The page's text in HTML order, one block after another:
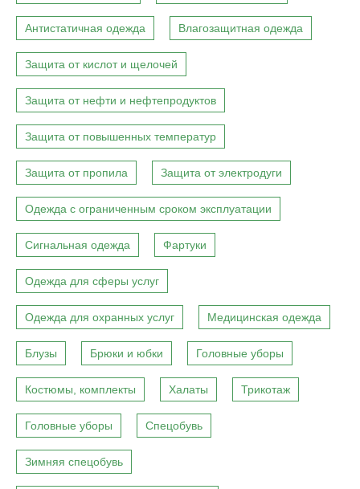
Антистатичная одежда Влагозащитная одежда
Защита от кислот и щелочей
Защита от нефти и нефтепродуктов
Защита от повышенных температур
Защита от пропила Защита от электродуги
Одежда с ограниченным сроком эксплуатации
Сигнальная одежда Фартуки
Одежда для сферы услуг
Одежда для охранных услуг Медицинская одежда
Блузы Брюки и юбки Головные уборы
Костюмы, комплекты Халаты Трикотаж
Головные уборы Спецобувь
Зимняя спецобувь